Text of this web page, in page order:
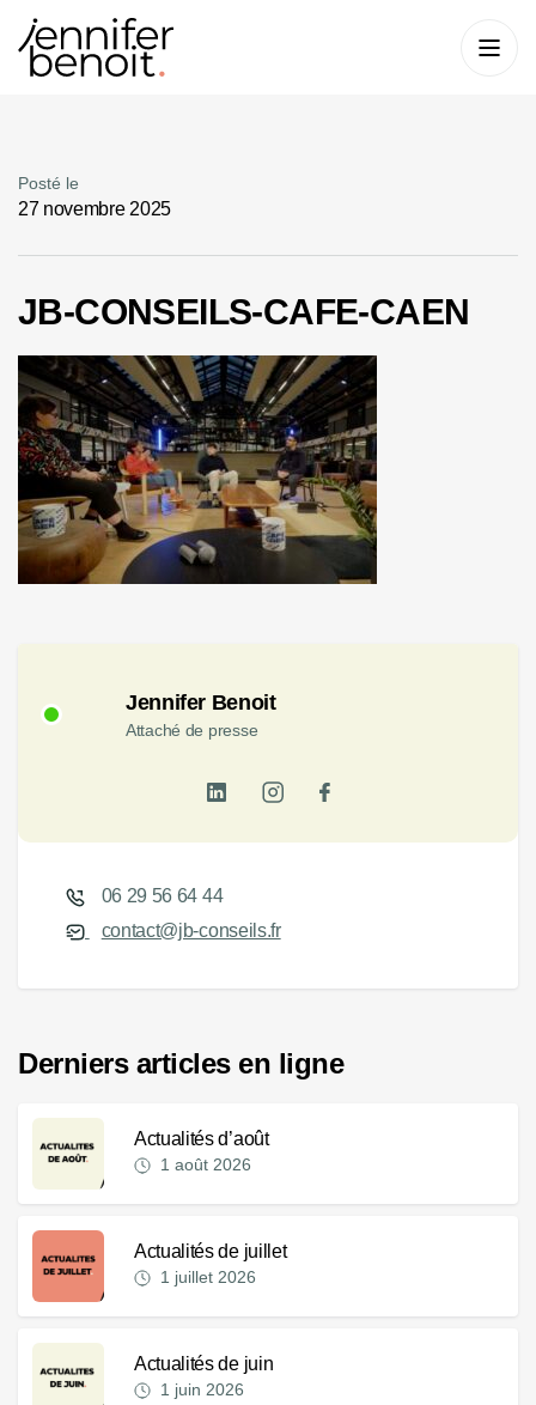
Posté le
27 novembre 2025
JB-CONSEILS-CAFE-CAEN
Jennifer Benoit
Attaché de presse
06 29 56 64 44
contact@jb-conseils.fr
Derniers articles en ligne
Actualités d’août
1 août 2026
Actualités de juillet
1 juillet 2026
Actualités de juin
1 juin 2026